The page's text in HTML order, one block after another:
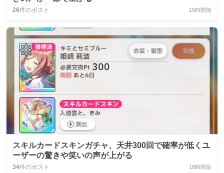
26件のポスト 15時間前
スキルカードスキンガチャ、天井300回で確率が低くユ
ーザーの驚きや笑いの声が上がる
34件のポスト 18時間前